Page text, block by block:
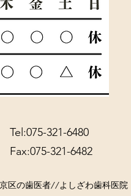
Tel:075-321-6480
Fax:075-321-6482
区の歯医者//よしざわ歯科医院